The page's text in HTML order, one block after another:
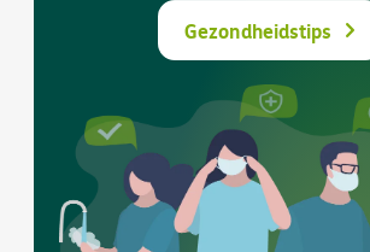
Gezondheidstips